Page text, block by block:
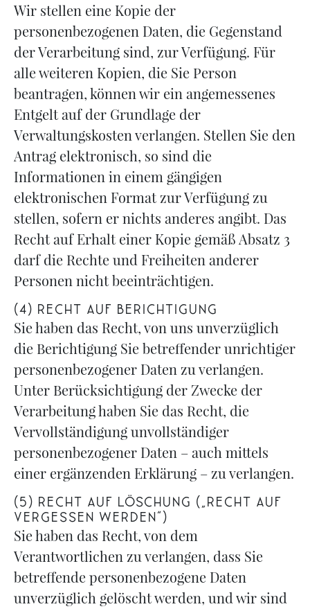
Wir stellen eine Kopie der
personenbezogenen Daten, die Gegenstand
der Verarbeitung sind, zur Verfügung. Für
alle weiteren Kopien, die Sie Person
beantragen, können wir ein angemessenes
Entgelt auf der Grundlage der
Verwaltungskosten verlangen. Stellen Sie den
Antrag elektronisch, so sind die
Informationen in einem gängigen
elektronischen Format zur Verfügung zu
stellen, sofern er nichts anderes angibt. Das
Recht auf Erhalt einer Kopie gemäß Absatz 3
darf die Rechte und Freiheiten anderer
Personen nicht beeinträchtigen.
(4) RECHT AUF BERICHTIGUNG
Sie haben das Recht, von uns unverzüglich
die Berichtigung Sie betreffender unrichtiger
personenbezogener Daten zu verlangen.
Unter Berücksichtigung der Zwecke der
Verarbeitung haben Sie das Recht, die
Vervollständigung unvollständiger
personenbezogener Daten – auch mittels
einer ergänzenden Erklärung – zu verlangen.
(5) RECHT AUF LÖSCHUNG („RECHT AUF
VERGESSEN WERDEN“)
Sie haben das Recht, von dem
Verantwortlichen zu verlangen, dass Sie
betreffende personenbezogene Daten
unverzüglich gelöscht werden, und wir sind